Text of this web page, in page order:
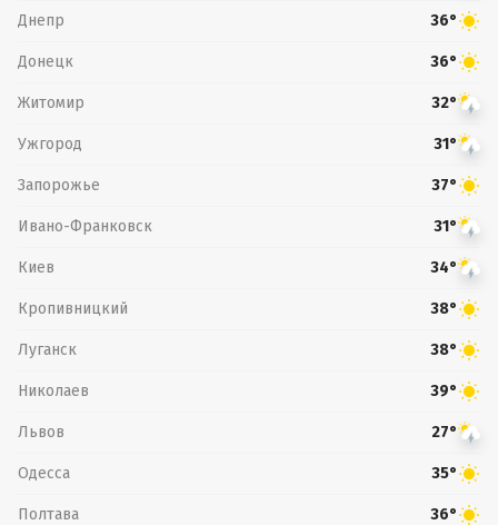
Днепр 36°
Донецк 36°
Житомир 32°
Ужгород 31°
Запорожье 37°
Ивано-Франковск 31°
Киев 34°
Кропивницкий 38°
Луганск 38°
Николаев 39°
Львов 27°
Одесса 35°
Полтава 36°